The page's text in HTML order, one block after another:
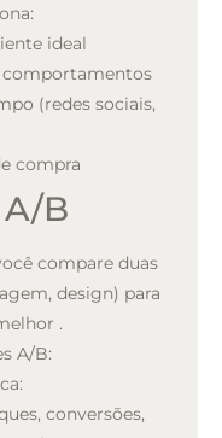
ideal
comportamentos
(redes sociais,
compra
A/B
compare duas
design) para
.
A/B:
conversões,